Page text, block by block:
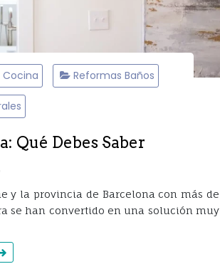
Reformas Baños
Qué Debes Saber
y la provincia de Barcelona con más de
se han convertido en una solución muy